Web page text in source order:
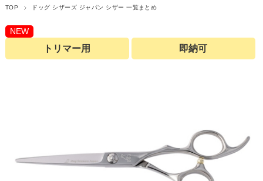
TOP ドッグ シザーズ ジャパン シザー 一覧まとめ
NEW
トリマー用 即納可